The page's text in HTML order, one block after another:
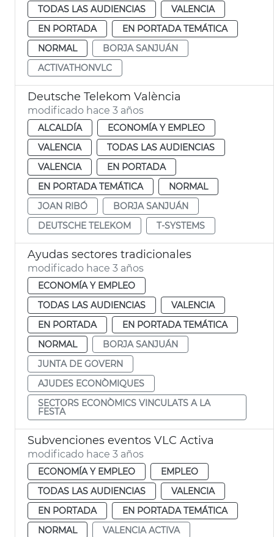
TODAS LAS AUDIENCIAS
VALENCIA
EN PORTADA
EN PORTADA TEMÁTICA
NORMAL
BORJA SANJUÁN
ACTIVATHONVLC
Deutsche Telekom València
modificado hace 3 años
ALCALDÍA
ECONOMÍA Y EMPLEO
VALENCIA
TODAS LAS AUDIENCIAS
VALENCIA
EN PORTADA
EN PORTADA TEMÁTICA
NORMAL
JOAN RIBÓ
BORJA SANJUÁN
DEUTSCHE TELEKOM
T-SYSTEMS
Ayudas sectores tradicionales
modificado hace 3 años
ECONOMÍA Y EMPLEO
TODAS LAS AUDIENCIAS
VALENCIA
EN PORTADA
EN PORTADA TEMÁTICA
NORMAL
BORJA SANJUÁN
JUNTA DE GOVERN
AJUDES ECONÒMIQUES
SECTORS ECONÒMICS VINCULATS A LA
FESTA
Subvenciones eventos VLC Activa
modificado hace 3 años
ECONOMÍA Y EMPLEO
EMPLEO
TODAS LAS AUDIENCIAS
VALENCIA
EN PORTADA
EN PORTADA TEMÁTICA
NORMAL
VALENCIA ACTIVA